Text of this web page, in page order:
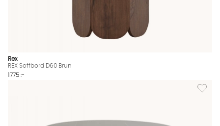
Rex
REX Soffbord D60 Brun
1775 :-
Lägg